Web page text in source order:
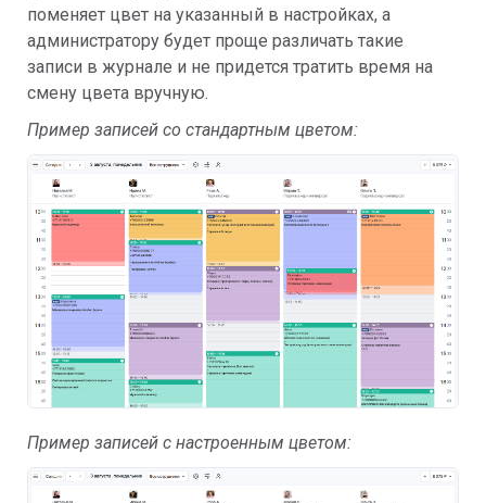
поменяет цвет на указанный в настройках, а
администратору будет проще различать такие
записи в журнале и не придется тратить время на
смену цвета вручную.
Пример записей со стандартным цветом:
Пример записей с настроенным цветом: